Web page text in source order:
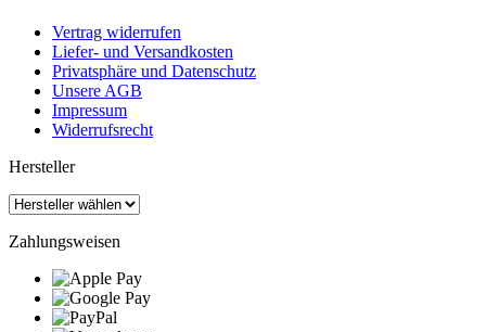
Vertrag widerrufen
Liefer- und Versandkosten
Privatsphäre und Datenschutz
Unsere AGB
Impressum
Widerrufsrecht
Hersteller
Zahlungsweisen